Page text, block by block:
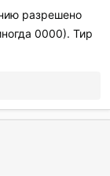
разрешено
0000). Тир